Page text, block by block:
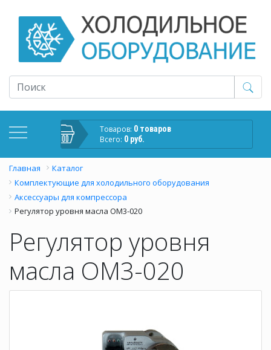
Товаров: 0 товаров
Всего: 0 руб.
Главная
Каталог
Комплектующие для холодильного оборудования
Аксессуары для компрессора
Регулятор уровня масла OM3-020
Регулятор уровня
масла OM3-020